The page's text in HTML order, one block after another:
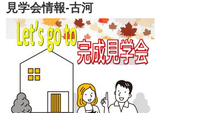
見学会情報-古河